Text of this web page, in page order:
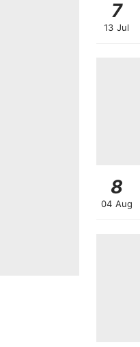
7
13 Jul
8
04 Aug